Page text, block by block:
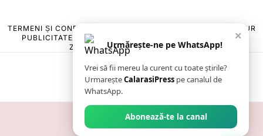
TERMENI ȘI CONDIȚII
POLITICA DE ANULARE & RETUR
PUBLICITATE ONLINE & TIPĂRITĂ
CONTACT
ZIARUL ANUNȚUL CĂLĂRĂȘEAN
×
Urmărește-ne pe WhatsApp!
Vrei să fii mereu la curent cu toate știrile?
UrmareșteCalarasiPress pe canalul de
WhatsApp.
Abonează-te la canal